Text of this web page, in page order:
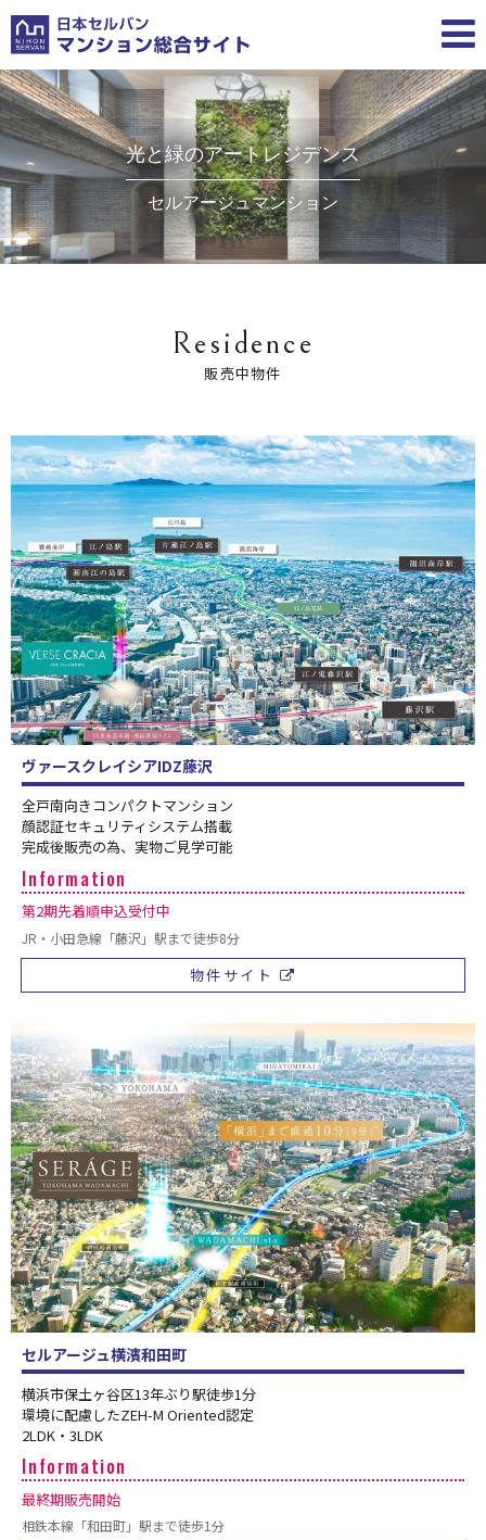
光と緑のアートレジデンス
セルアージュマンション
Residence
販売中物件
ヴァースクレイシアIDZ藤沢
全戸南向きコンパクトマンション
顔認証セキュリティシステム搭載
完成後販売の為、実物ご見学可能
第2期先着順申込受付中
JR・小田急線「藤沢」駅まで徒歩8分
物件サイト
セルアージュ横濱和田町
横浜市保土ヶ谷区13年ぶり駅徒歩1分
環境に配慮したZEH-M Oriented認定
2LDK・3LDK
最終期販売開始
相鉄本線「和田町」駅まで徒歩1分